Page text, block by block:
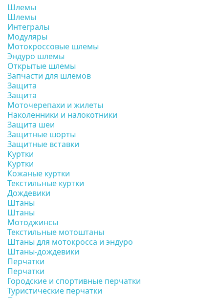
Шлемы
Шлемы
Интегралы
Модуляры
Мотокроссовые шлемы
Эндуро шлемы
Открытые шлемы
Запчасти для шлемов
Защита
Защита
Моточерепахи и жилеты
Наколенники и налокотники
Защита шеи
Защитные шорты
Защитные вставки
Куртки
Куртки
Кожаные куртки
Текстильные куртки
Дождевики
Штаны
Штаны
Мотоджинсы
Текстильные мотоштаны
Штаны для мотокросса и эндуро
Штаны-дождевики
Перчатки
Перчатки
Городские и спортивные перчатки
Туристические перчатки